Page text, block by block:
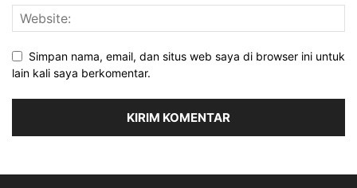
Simpan nama, email, dan situs web saya di browser ini untuk
lain kali saya berkomentar.